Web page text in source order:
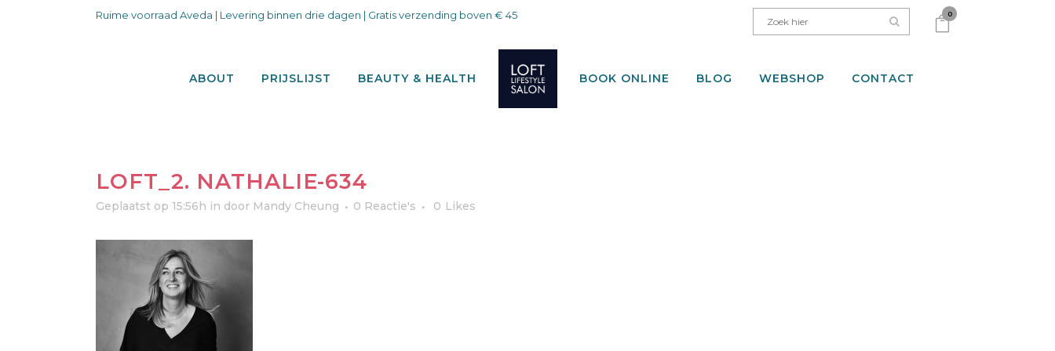
Ruime voorraad Aveda | Levering binnen drie dagen | Gratis verzending boven € 45 0
ABOUT PRIJSLIJST BEAUTY & HEALTH BOOK ONLINE BLOG WEBSHOP CONTACT
LOFT_2. NATHALIE-634
Geplaatst op 15:56h in door Mandy Cheung 0 Reactie's 0 Likes